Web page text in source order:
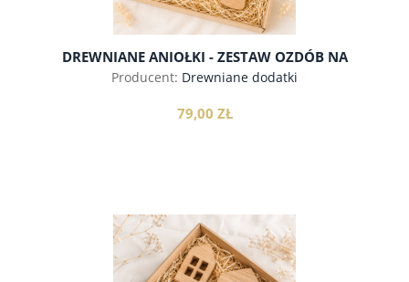
DREWNIANE ANIOŁKI - ZESTAW OZDÓB NA
CHOINKĘ
Producent: Drewniane dodatki
79,00 ZŁ
do koszyka